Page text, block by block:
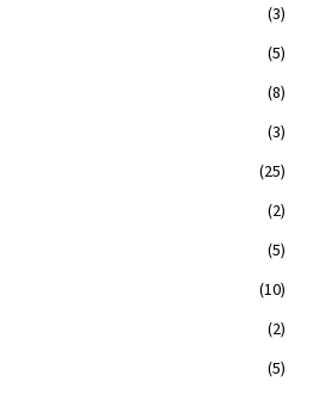
(3)
(5)
(8)
(3)
(25)
(2)
(5)
(10)
(2)
(5)